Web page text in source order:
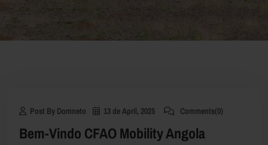
Post By Domneto 13 de April, 2025 Comments(0)
Bem-Vindo CFAO Mobility Angola